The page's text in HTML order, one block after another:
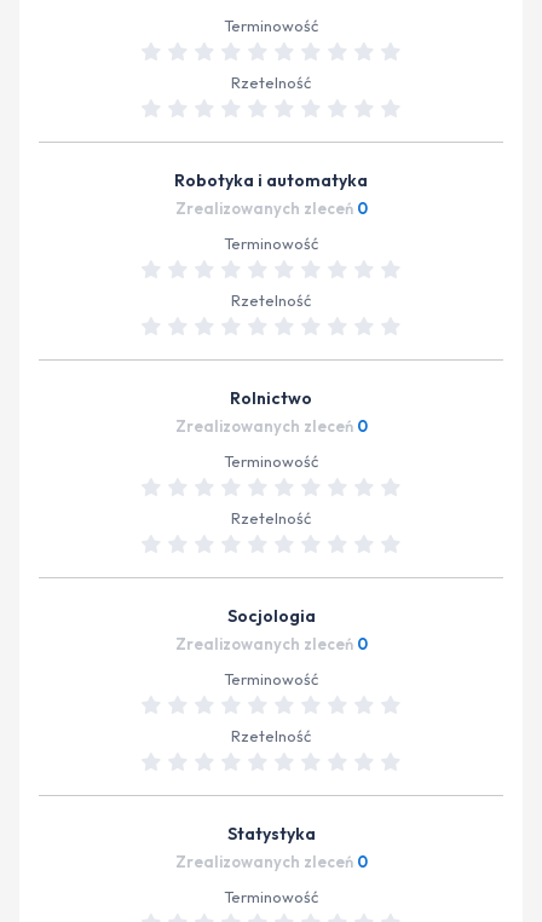
Terminowość
Rzetelność
Robotyka i automatyka
Zrealizowanych zleceń 0
Terminowość
Rzetelność
Rolnictwo
Zrealizowanych zleceń 0
Terminowość
Rzetelność
Socjologia
Zrealizowanych zleceń 0
Terminowość
Rzetelność
Statystyka
Zrealizowanych zleceń 0
Terminowość